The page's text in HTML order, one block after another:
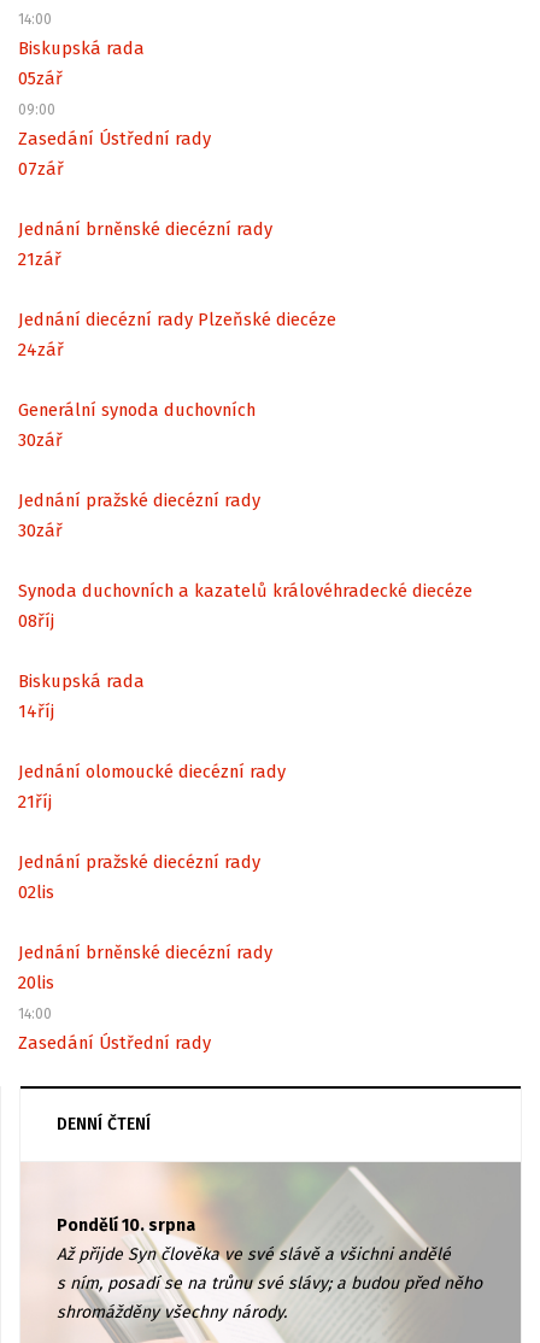
14:00
Biskupská rada
05zář
09:00
Zasedání Ústřední rady
07zář
Jednání brněnské diecézní rady
21zář
Jednání diecézní rady Plzeňské diecéze
24zář
Generální synoda duchovních
30zář
Jednání pražské diecézní rady
30zář
Synoda duchovních a kazatelů královéhradecké diecéze
08říj
Biskupská rada
14říj
Jednání olomoucké diecézní rady
21říj
Jednání pražské diecézní rady
02lis
Jednání brněnské diecézní rady
20lis
14:00
Zasedání Ústřední rady
DENNÍ ČTENÍ
Pondělí 10. srpna
Až přijde Syn člověka ve své slávě a všichni andělé
s ním, posadí se na trůnu své slávy; a budou před něho
shromážděny všechny národy.